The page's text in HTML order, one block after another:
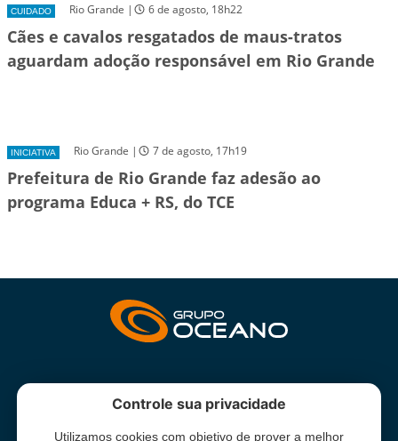
CUIDADO Rio Grande | 6 de agosto, 18h22
Cães e cavalos resgatados de maus-tratos
aguardam adoção responsável em Rio Grande
INICIATIVA Rio Grande | 7 de agosto, 17h19
Prefeitura de Rio Grande faz adesão ao
programa Educa + RS, do TCE
INSTITUCIONAL
Controle sua privacidade
Utilizamos cookies com objetivo de prover a melhor